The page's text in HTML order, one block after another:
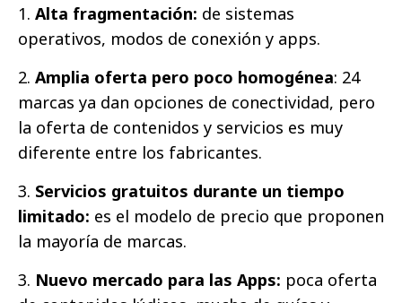
1. Alta fragmentación: de sistemas
operativos, modos de conexión y apps.
2. Amplia oferta pero poco homogénea: 24
marcas ya dan opciones de conectividad, pero
la oferta de contenidos y servicios es muy
diferente entre los fabricantes.
3. Servicios gratuitos durante un tiempo
limitado: es el modelo de precio que proponen
la mayoría de marcas.
3. Nuevo mercado para las Apps: poca oferta